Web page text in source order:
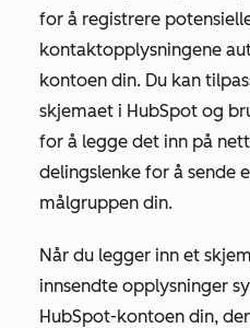
for å registrere
kontaktopplysningene
kontoen din. Du kan
skjemaet i HubSpot og
for å legge det inn på
delingslenke for å sende
målgruppen din.
Når du legger inn et
innsendte opplysninger
HubSpot-kontoen din,